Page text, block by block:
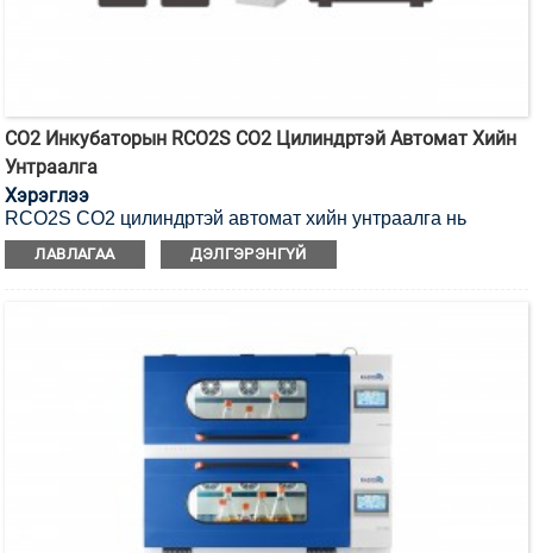
CO2 Инкубаторын RCO2S CO2 Цилиндртэй Автомат Хийн
Унтраалга
Хэрэглээ
RCO2S CO2 цилиндртэй автомат хийн унтраалга нь
тасралтгүй хийн хангамжийг хангах шаардлагад
нийцүүлэн бүтээгдсэн.
ЛАВЛАГАА ДЭЛГЭРЭНГҮЙ